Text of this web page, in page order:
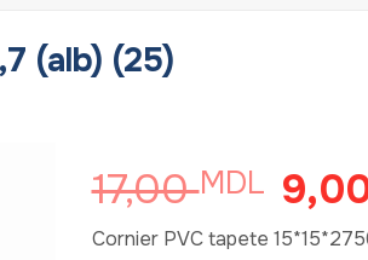
(alb) (25)
17,00MDL Prețul
inițial
a
Cornier PVC tapete